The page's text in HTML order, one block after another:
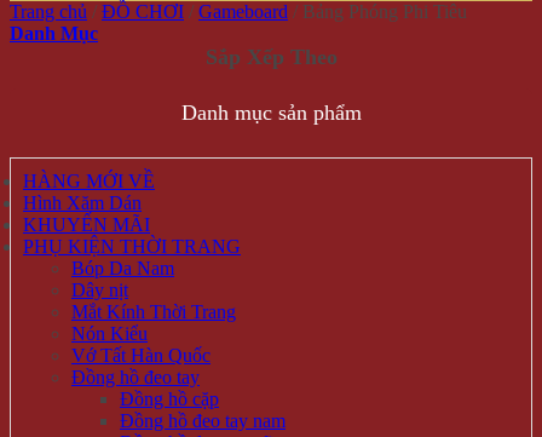
Trang chủ / ĐỒ CHƠI / Gameboard / Bảng Phóng Phi Tiêu
Danh Mục
Danh mục sản phẩm
HÀNG MỚI VỀ
Hình Xăm Dán
KHUYẾN MÃI
PHỤ KIỆN THỜI TRANG
Bóp Da Nam
Dây nịt
Mắt Kính Thời Trang
Nón Kiểu
Vớ Tất Hàn Quốc
Đồng hồ đeo tay
Đồng hồ cặp
Đồng hồ đeo tay nam